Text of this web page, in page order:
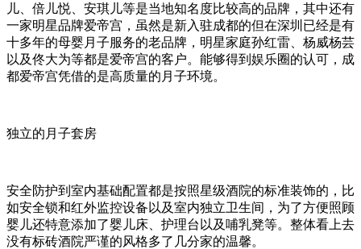
儿、倍儿悦、安琪儿等是当地知名度比较高的品牌，其中还有
一家明星品牌爱帝宫，虽然是新入驻成都的但在深圳已经是有
十多年的母婴月子服务的老品牌，明星家庭孙红雷、杨威杨芸
以及佟大为等都是爱帝宫的客户。能够得到娱乐圈的认可，成
都爱帝宫凭借的是高质量的月子环境。
独立的月子套房
安全防护到室内基础配置都是按照星级酒院的标准装饰的，比
如安全锁和红外监控设备以及室内独立卫生间，为了方便照顾
婴儿还特意添加了婴儿床、护理台以及哺乳凳等。整体看上去
没有标砖酒院严谨的风格多了几分家的温馨。